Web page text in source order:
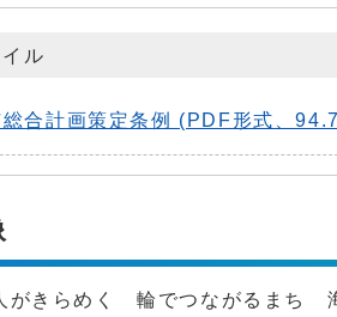
ル
総合計画策定条例 (PDF形式、
がきらめく 輪でつながるまち